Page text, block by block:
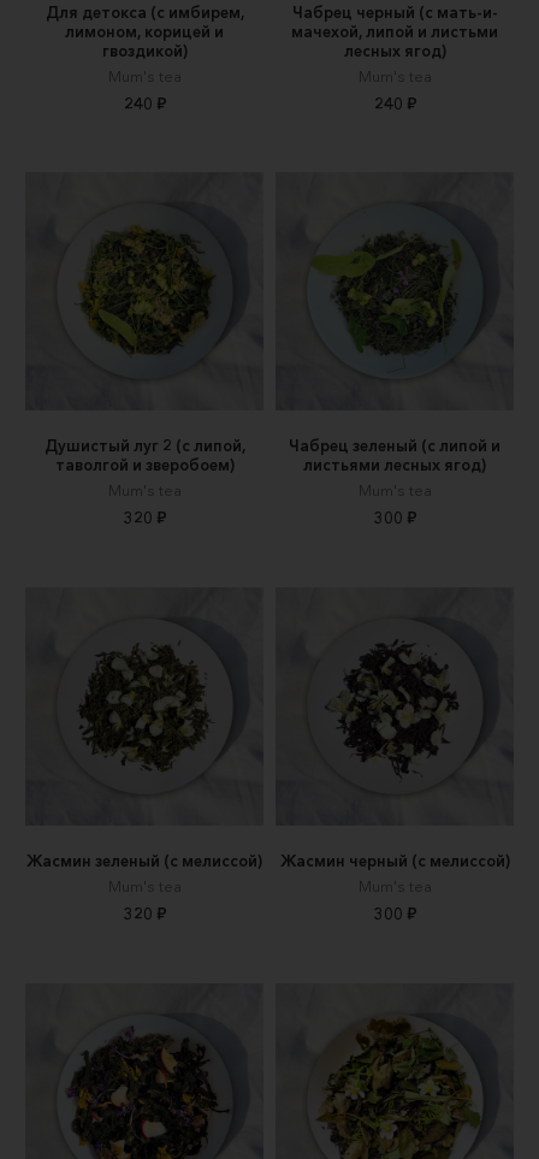
Для детокса (с имбирем,
лимоном, корицей и
гвоздикой)
Mum's tea
240 ₽
Чабрец черный (с мать-и-
мачехой, липой и листьми
лесных ягод)
Mum's tea
240 ₽
Душистый луг 2 (с липой,
таволгой и зверобоем)
Mum's tea
320 ₽
Чабрец зеленый (с липой и
листьями лесных ягод)
Mum's tea
300 ₽
Жасмин зеленый (с мелиссой)
Mum's tea
320 ₽
Жасмин черный (с мелиссой)
Mum's tea
300 ₽